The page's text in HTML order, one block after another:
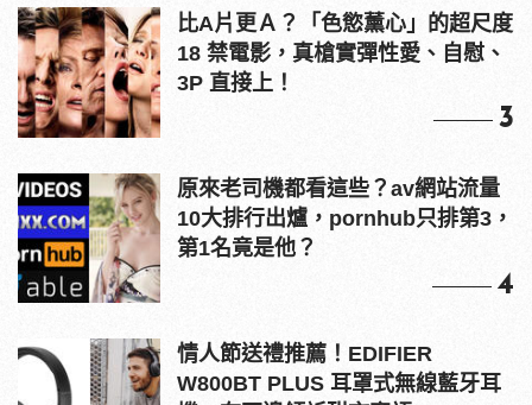
比A片更Ａ？「色慾薰心」的超尺度
18 禁電影，真槍實彈性愛、自慰、
3P 直接上！
3
原來老司機都看這些？av網站流量
10大排行出爐，pornhub只排第3，
第1名竟是他？
4
情人節送禮推薦！EDIFIER
W800BT PLUS 耳罩式無線藍牙耳